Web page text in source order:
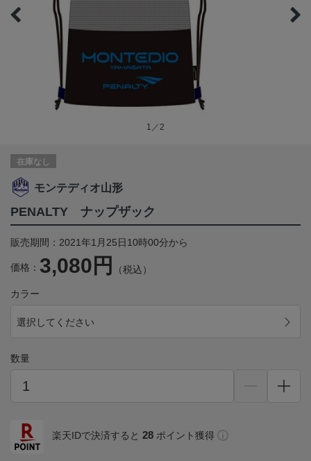
1／2
在庫なし
モンテディオ山形
PENALTY ナップザック
販売期間：2021年1月25日10時00分から
価格： 3,080円 （税込）
カラー
選択してください
数量
楽天IDで決済すると 28 ポイント獲得